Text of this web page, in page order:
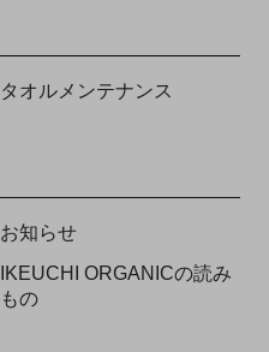
タオルメンテナンス
お知らせ
IKEUCHI ORGANICの読み
もの